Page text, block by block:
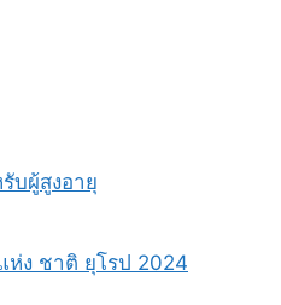
บผู้สูงอายุ
ง ชาติ ยุโรป 2024